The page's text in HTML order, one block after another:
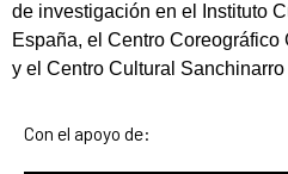
de investigación en el Instituto
España, el Centro Coreográfico
y el Centro Cultural Sanchinarro
Con el apoyo de: